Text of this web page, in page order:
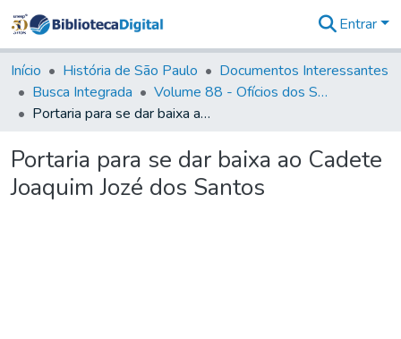
&
Coleções
Tudo na
Biblioteca
Estatísticas
Entrar
Início História de São Paulo
Documentos Interessantes
Busca Integrada
Volume 88 - Ofícios dos Senhores Governadores Interinos da Capitania de São Paulo (1817- 1819)
Portaria para se dar baixa ao Cadete Joaquim Jozé dos Santos
Portaria para se dar baixa ao Cadete
Joaquim Jozé dos Santos